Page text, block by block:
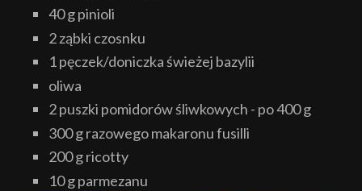
40 g pinioli
2 ząbki czosnku
1 pęczek/doniczka świeżej bazylii
oliwa
2 puszki pomidorów śliwkowych - po 400 g
300 g razowego makaronu fusilli
200 g ricotty
10 g parmezanu